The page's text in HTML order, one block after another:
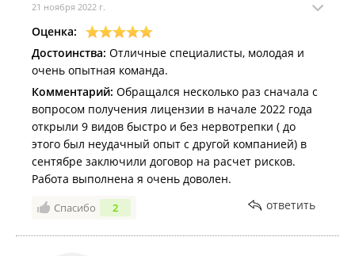
21 ноября 2022 г.
Оценка:
Достоинства: Отличные специалисты, молодая и
очень опытная команда.
Комментарий: Обращался несколько раз сначала с
вопросом получения лицензии в начале 2022 года
открыли 9 видов быстро и без нервотрепки ( до
этого был неудачный опыт с другой компанией) в
сентябре заключили договор на расчет рисков.
Работа выполнена я очень доволен.
Спасибо 2 ответить